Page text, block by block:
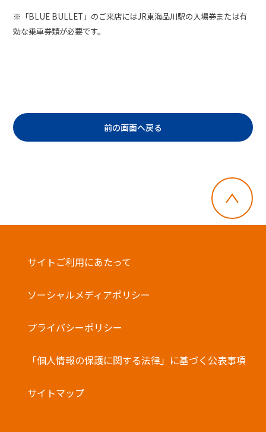
※「BLUE BULLET 」のご来店にはJR東海品川駅の入場券または有
効な乗車券類が必要です。
前の画面へ戻る
サイトご利用にあたって
ソーシャルメディアポリシー
プライバシーポリシー
「個人情報の保護に関する法律」に基づく公表事項
サイトマップ